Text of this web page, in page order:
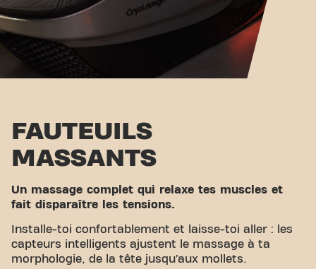
FAUTEUILS
MASSANTS
Un massage complet qui relaxe tes muscles et
fait disparaître les tensions.
Installe-toi confortablement et laisse-toi aller : les
capteurs intelligents ajustent le massage à ta
morphologie, de la tête jusqu’aux mollets.